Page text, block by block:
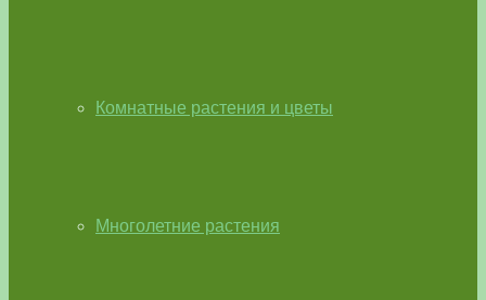
Комнатные растения и цветы
Многолетние растения